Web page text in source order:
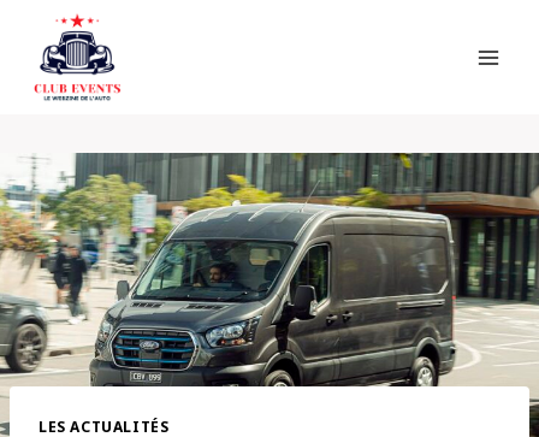
content
LES ACTUALITÉS